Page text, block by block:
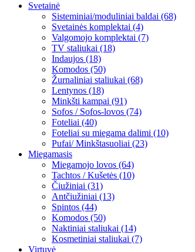
Svetainė
Sisteminiai/moduliniai baldai (68)
Svetainės komplektai (4)
Valgomojo komplektai (7)
TV staliukai (18)
Indaujos (18)
Komodos (50)
Žurnaliniai staliukai (68)
Lentynos (18)
Minkšti kampai (91)
Sofos / Sofos-lovos (74)
Foteliai (40)
Foteliai su miegama dalimi (10)
Pufai/ Minkštasuoliai (23)
Miegamasis
Miegamojo lovos (64)
Tachtos / Kušetės (10)
Čiužiniai (31)
Antčiužiniai (13)
Spintos (44)
Komodos (50)
Naktiniai staliukai (14)
Kosmetiniai staliukai (7)
Virtuvė